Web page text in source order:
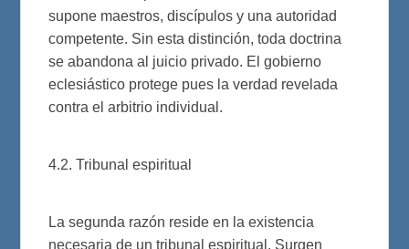
supone maestros, discípulos y una autoridad
competente. Sin esta distinción, toda doctrina
se abandona al juicio privado. El gobierno
eclesiástico protege pues la verdad revelada
contra el arbitrio individual.
4.2. Tribunal espiritual
La segunda razón reside en la existencia
necesaria de un tribunal espiritual. Surgen